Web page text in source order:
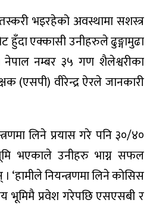
भइरहेको अवस्थामा सशस्त्र
हुँदा एक्कासी उनीहरुले ढुङ्गामुढा
नेपाल नम्बर ३५ गण शैलेश्वरीका
(एसपी) वीरेन्द्र ऐरले जानकारी
लिने प्रयास गरे पनि ३०/४०
भएकाले उनीहरु भाग्न सफल
नियन्त्रणमा लिने कोसिस
भूमिमै प्रवेश गरेपछि एसएसबी र